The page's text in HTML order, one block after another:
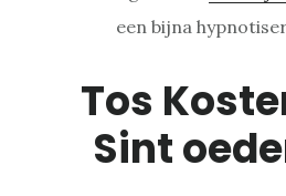
een bijna
Tos
Sint